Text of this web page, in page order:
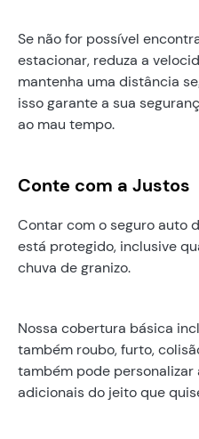
Se não for possível
estacionar, reduza a
mantenha uma distância
isso garante a sua
ao mau tempo.
Conte com a Justos
Contar com o seguro auto
está protegido, inclusive
chuva de granizo.
Nossa cobertura básica
também roubo, furto,
também pode personalizar
adicionais do jeito que